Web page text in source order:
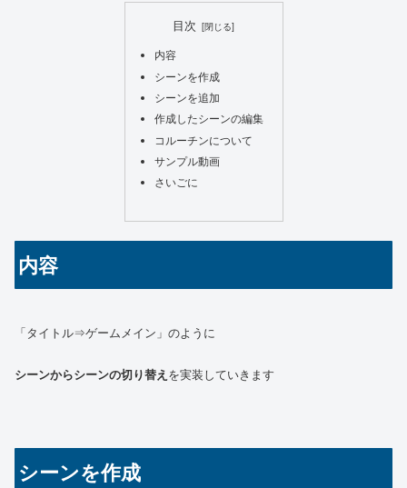
目次
内容
シーンを作成
シーンを追加
作成したシーンの編集
コルーチンについて
サンプル動画
さいごに
内容
「タイトル⇒ゲームメイン」のように
シーンからシーンの切り替え を実装していきます
シーンを作成